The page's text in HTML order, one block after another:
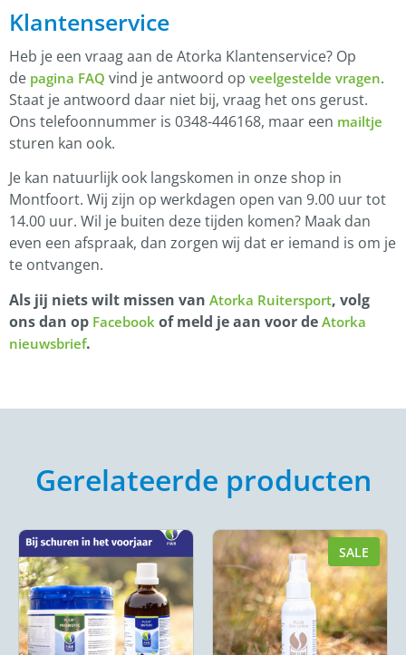
Klantenservice
Heb je een vraag aan de Atorka Klantenservice? Op
de pagina FAQ vind je antwoord op veelgestelde vragen.
Staat je antwoord daar niet bij, vraag het ons gerust.
Ons telefoonnummer is 0348-446168, maar een mailtje
sturen kan ook.
Je kan natuurlijk ook langskomen in onze shop in
Montfoort. Wij zijn op werkdagen open van 9.00 uur tot
14.00 uur. Wil je buiten deze tijden komen? Maak dan
even een afspraak, dan zorgen wij dat er iemand is om je
te ontvangen.
Als jij niets wilt missen van Atorka Ruitersport, volg
ons dan op Facebook of meld je aan voor de Atorka
nieuwsbrief.
Gerelateerde producten
SALE